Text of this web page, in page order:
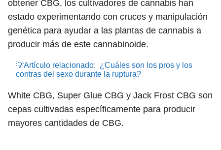
obtener CBG, los cultivadores de cannabis han
estado experimentando con cruces y manipulación
genética para ayudar a las plantas de cannabis a
producir más de este cannabinoide.
💡Artículo relacionado: ¿Cuáles son los pros y los
contras del sexo durante la ruptura?
White CBG, Super Glue CBG y Jack Frost CBG son
cepas cultivadas específicamente para producir
mayores cantidades de CBG.